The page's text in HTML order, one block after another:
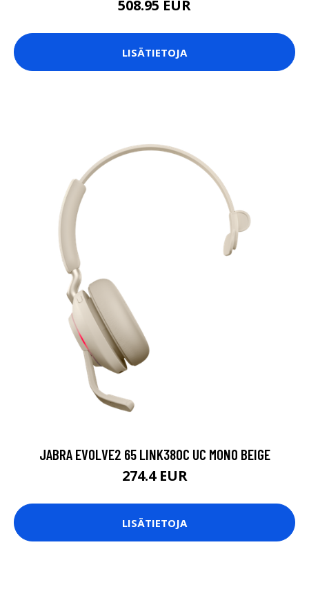
508.95 EUR
LISÄTIETOJA
JABRA EVOLVE2 65 LINK380C UC MONO BEIGE
274.4 EUR
LISÄTIETOJA